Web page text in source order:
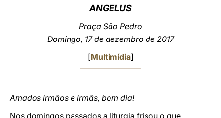
ANGELUS
Praça São Pedro
Domingo, 17 de dezembro de 2017
[Multimídia]
Amados irmãos e irmãs, bom dia!
Nos domingos passados a liturgia frisou o que